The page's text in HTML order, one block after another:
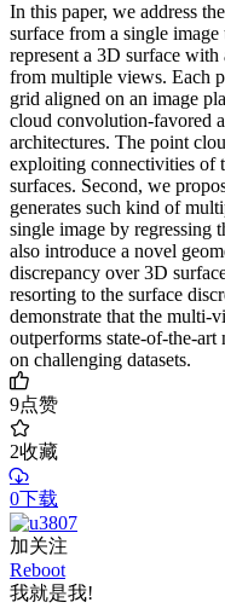
In this paper, we address
surface from a single
represent a 3D surface
from multiple views. Each
grid aligned on an image
cloud convolution-favored
architectures. The point
exploiting connectivities of
surfaces. Second, we
generates such kind of
single image by regressing
also introduce a novel
discrepancy over 3D
resorting to the surface
demonstrate that the multi-
outperforms state-of-the-
on challenging datasets.
9点赞
2收藏
0下载
加关注
Reboot
我就是我!